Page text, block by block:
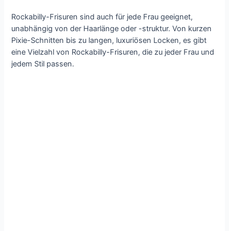
Rockabilly-Frisuren sind auch für jede Frau geeignet,
unabhängig von der Haarlänge oder -struktur. Von kurzen
Pixie-Schnitten bis zu langen, luxuriösen Locken, es gibt
eine Vielzahl von Rockabilly-Frisuren, die zu jeder Frau und
jedem Stil passen.